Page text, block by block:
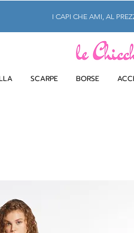
I CAPI CHE AMI, AL
SCARPE BORSE